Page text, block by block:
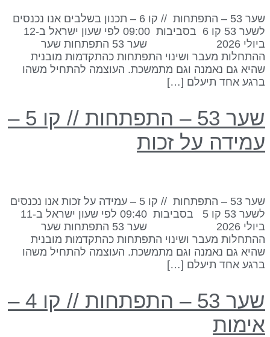
שער 53 – התפתחות // קו 6 – תכנון בשלבים אנו נכנסים
לשער 53 קו 6 בסביבות 09:00 לפי שעון ישראל ב-12
ביולי 2026 שער 53 התפתחות שער
מעבר ושינוי התפתחות כהתקדמות מובנית
גם נאמנה וגם מתמשכת. העוצמה להתחיל משהו
אחד תיעלם […]
שער 53 – התפתחות // קו 5 –
על זכות
שער 53 – התפתחות // קו 5 – עמידה על זכות אנו נכנסים
לשער 53 קו 5 בסביבות 09:40 לפי שעון ישראל ב-11
ביולי 2026 שער 53 התפתחות שער
מעבר ושינוי התפתחות כהתקדמות מובנית
גם נאמנה וגם מתמשכת. העוצמה להתחיל משהו
אחד תיעלם […]
שער 53 – התפתחות // קו 4 –